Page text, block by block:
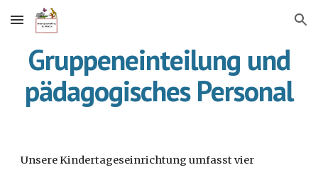
Skip to main content Skip to navigation
Gruppeneinteilung und
pädagogisches Personal
Unsere Kindertageseinrichtung umfasst vier